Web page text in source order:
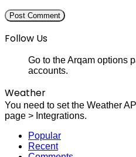
Follow Us
Go to the Arqam options
accounts.
Weather
You need to set the Weather
page > Integrations.
Popular
Recent